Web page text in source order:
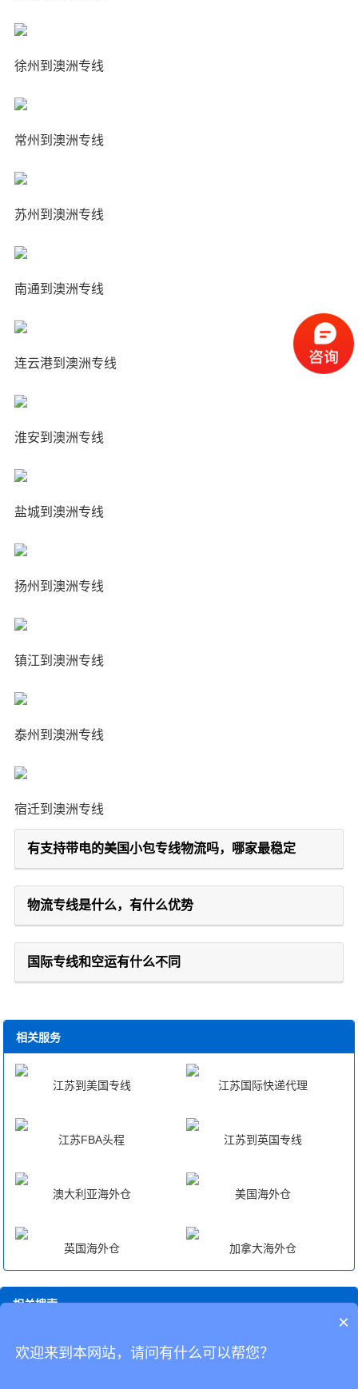
徐州到澳洲专线
常州到澳洲专线
苏州到澳洲专线
南通到澳洲专线
连云港到澳洲专线
淮安到澳洲专线
盐城到澳洲专线
扬州到澳洲专线
镇江到澳洲专线
泰州到澳洲专线
宿迁到澳洲专线
有支持带电的美国小包专线物流吗，哪家最稳定
物流专线是什么，有什么优势
国际专线和空运有什么不同
相关服务
江苏到美国专线 江苏国际快递代理
江苏FBA头程 江苏到英国专线
澳大利亚海外仓 美国海外仓
英国海外仓 加拿大海外仓
相关搜索
江西至澳洲fba中转 吉林澳洲专线 深圳澳洲专线 澳洲专线怎么寄
×
欢迎来到本网站，请问有什么可以帮您？